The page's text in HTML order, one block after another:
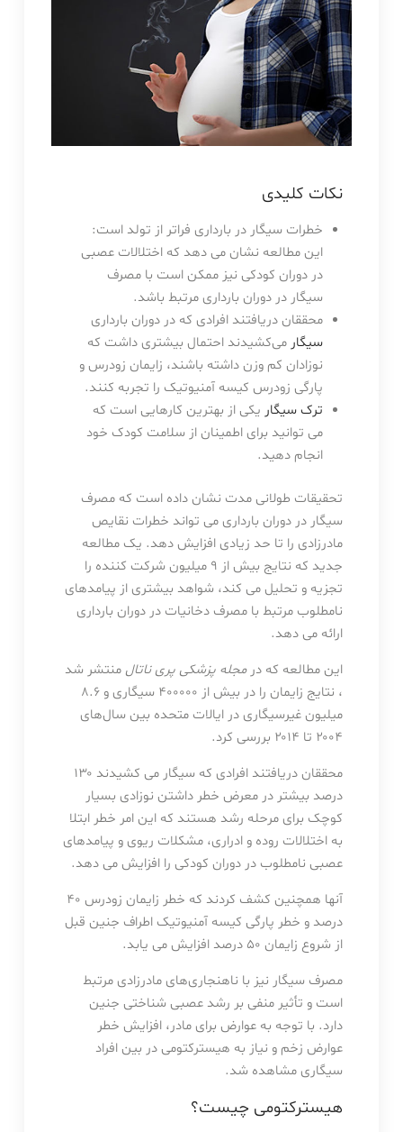
نکات کلیدی
خطرات سیگار در بارداری فراتر از تولد است:
این مطالعه نشان می دهد که اختلالات عصبی
در دوران کودکی نیز ممکن است با مصرف
سیگار در دوران بارداری مرتبط باشد.
محققان دریافتند افرادی که در دوران بارداری
سیگارمی‌کشیدند احتمال بیشتری داشت که
نوزادان کم وزن داشته باشند، زایمان زودرس و
پارگی زودرس کیسه آمنیوتیک را تجربه کنند.
ترک سیگار یکی از بهترین کارهایی است که
می توانید برای اطمینان از سلامت کودک خود
انجام دهید.
تحقیقات طولانی مدت نشان داده است که مصرف
سیگار در دوران بارداری می تواند خطرات نقایص
مادرزادی را تا حد زیادی افزایش دهد. یک مطالعه
جدید که نتایج بیش از ۹ میلیون شرکت کننده را
تجزیه و تحلیل می کند، شواهد بیشتری از پیامدهای
نامطلوب مرتبط با مصرف دخانیات در دوران بارداری
ارائه می دهد.
این مطالعه که درمجله پزشکی پری ناتالمنتشر شد
، نتایج زایمان را در بیش از ۴۰۰۰۰۰ سیگاری و ۸.۶
میلیون غیرسیگاری در ایالات متحده بین سال‌های
۲۰۰۴ تا ۲۰۱۴ بررسی کرد.
محققان دریافتند افرادی که سیگار می کشیدند ۱۳۰
درصد بیشتر در معرض خطر داشتن نوزادی بسیار
کوچک برای مرحله رشد هستند که این امر خطر ابتلا
به اختلالات روده و ادراری، مشکلات ریوی و پیامدهای
عصبی نامطلوب در دوران کودکی را افزایش می دهد.
آنها همچنین کشف کردند که خطر زایمان زودرس ۴۰
درصد و خطر پارگی کیسه آمنیوتیک اطراف جنین قبل
از شروع زایمان ۵۰ درصد افزایش می یابد.
مصرف سیگار نیز با ناهنجاری‌های مادرزادی مرتبط
است و تأثیر منفی بر رشد عصبی شناختی جنین
دارد. با توجه به عوارض برای مادر، افزایش خطر
عوارض زخم و نیاز به هیسترکتومی در بین افراد
سیگاری مشاهده شد.
هیسترکتومی چیست؟